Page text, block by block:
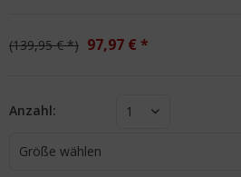
139,95 € * 97,97 € *
Anzahl: 1
Größe wählen